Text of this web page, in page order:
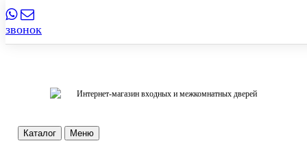
звонок
info@dveri-
deshevle.ru
Интернет-магазин входных и межкомнатных дверей
Каталог Меню